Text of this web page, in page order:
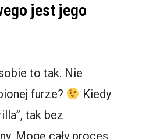
jest jego
to tak. Nie
furze?
Kiedy
tak bez